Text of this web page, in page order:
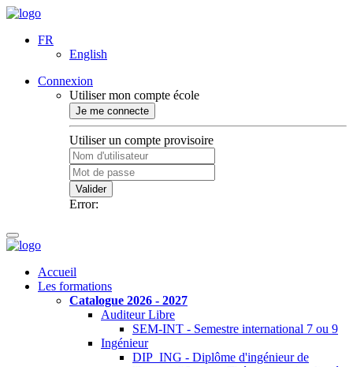
FR
English
Connexion
Utiliser mon compte école
Je me connecte
Utiliser un compte provisoire
Valider
Error:
Accueil
Les formations
Catalogue 2026 - 2027
Auditeur Libre
SEM-INT - Semestre international 7 ou 9
Ingénieur
DIP_ING - Diplôme d'ingénieur de